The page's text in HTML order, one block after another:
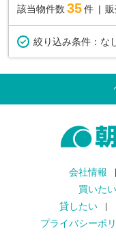
該当物件数 35件
絞り込み条件： な
会社情報
買いたい
貸したい
プライバシーポ